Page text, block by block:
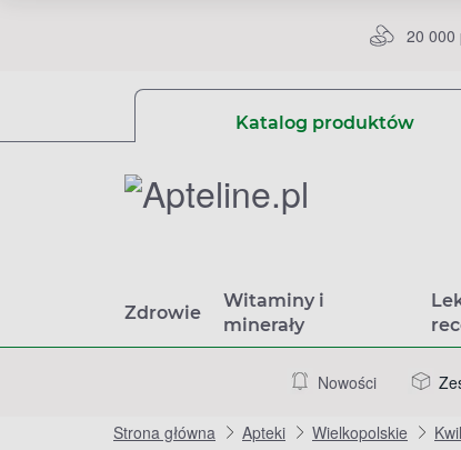
20 000
Katalog produktów
Zdrowie
Witaminy i
minerały
Nowości
Strona główna Apteki Wielkopolskie